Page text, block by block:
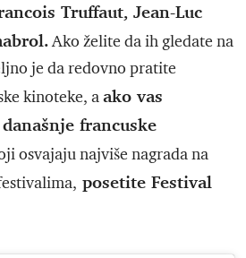
Truffaut, Jean-Luc
Ako želite da ih gledate na
je da redovno pratite
kinoteke, aako vas
francuske
osvajaju najviše nagrada na
posetite Festival